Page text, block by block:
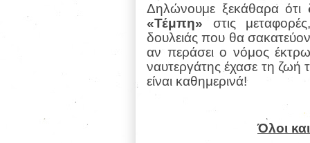
Δηλώνουμε ξεκάθαρα ότι
«Τέμπη» στις
δουλειάς που θα
αν περάσει ο νόμος
ναυτεργάτης έχασε τη
είναι καθημερινά!
Όλοι